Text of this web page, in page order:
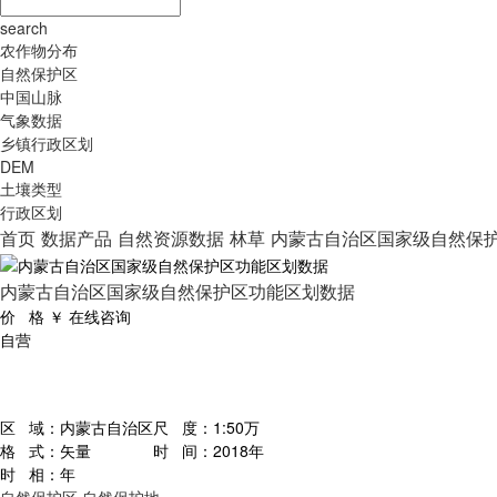
search
农作物分布
自然保护区
中国山脉
气象数据
乡镇行政区划
DEM
土壤类型
行政区划
首页 数据产品 自然资源数据 林草 内蒙古自治区国家级自然保
内蒙古自治区国家级自然保护区功能区划数据
价 格 ￥ 在线咨询
自营
区 域： 内蒙古自治区尺 度： 1:50万
格 式： 矢量 时 间： 2018年
时 相： 年